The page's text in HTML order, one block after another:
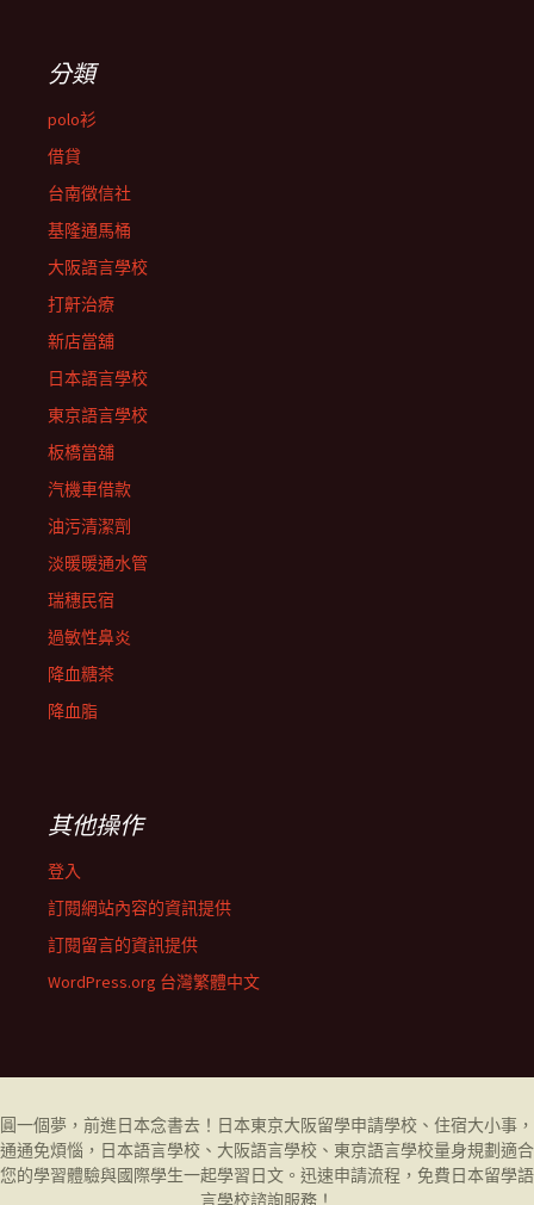
分類
polo衫
借貸
台南徵信社
基隆通馬桶
大阪語言學校
打鼾治療
新店當舖
日本語言學校
東京語言學校
板橋當舖
汽機車借款
油污清潔劑
淡暖暖通水管
瑞穗民宿
過敏性鼻炎
降血糖茶
降血脂
其他操作
登入
訂閱網站內容的資訊提供
訂閱留言的資訊提供
WordPress.org 台灣繁體中文
圓一個夢，前進日本念書去！日本東京大阪留學申請學校、住宿大小事，
通通免煩惱，日本語言學校、大阪語言學校、東京語言學校量身規劃適合
您的學習體驗與國際學生一起學習日文。迅速申請流程，免費日本留學語
言學校諮詢服務！